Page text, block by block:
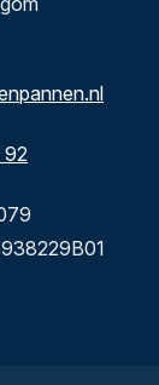
92